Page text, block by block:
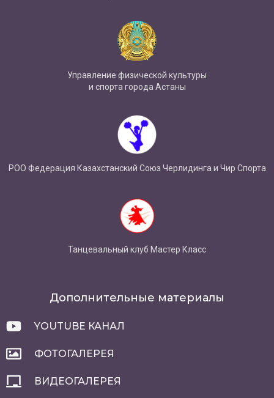
Управление физической культуры
и спорта города Астаны
РОО Федерация Казахстанский Союз Черлидинга и Чир Спорта
Танцевальный клуб Мастер Класс
Дополнительные материалы
YOUTUBE КАНАЛ
ФОТОГАЛЕРЕЯ
ВИДЕОГАЛЕРЕЯ